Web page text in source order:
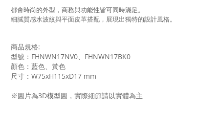
都會時尚的外型，商務與功能性皆可同時滿足。
細膩質感水波紋與平面皮革搭配，展現出獨特的設計風格。
商品規格:
型號：FHNWN17NV0、FHNWN17BK0
顏色：藍色、黃色
尺寸：W75xH115xD17 mm
※圖片為3D模型圖，實際細節請以實體為主